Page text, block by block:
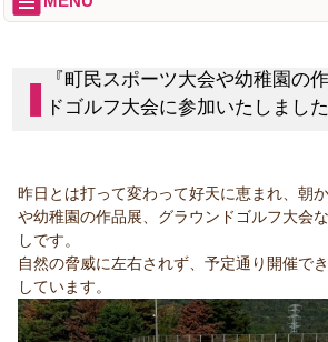
『町民スポーツ大会や幼稚園の
ドゴルフ大会に参加いたしました
昨日とは打って変わって好天に恵まれ、朝
や幼稚園の作品展、グラウンドゴルフ大会
しです。
自然の脅威に左右されず、予定通り開催で
しています。